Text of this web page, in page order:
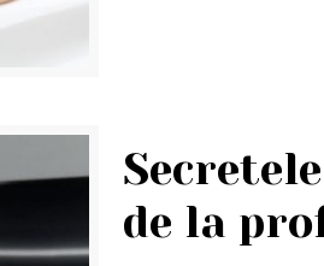
de la